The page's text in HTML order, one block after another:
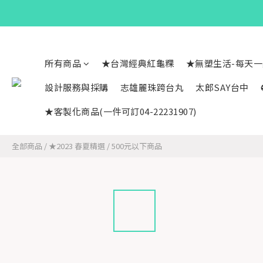
所有商品 ★台灣經典紅龜粿
★無塑生活-每天
設計服務與採購
志雄麗珠跨台丸 太郎SAY台中
★客製化商品(一件可訂04-22231907)
全部商品 / ★2023 春夏精選 /500元以下商品